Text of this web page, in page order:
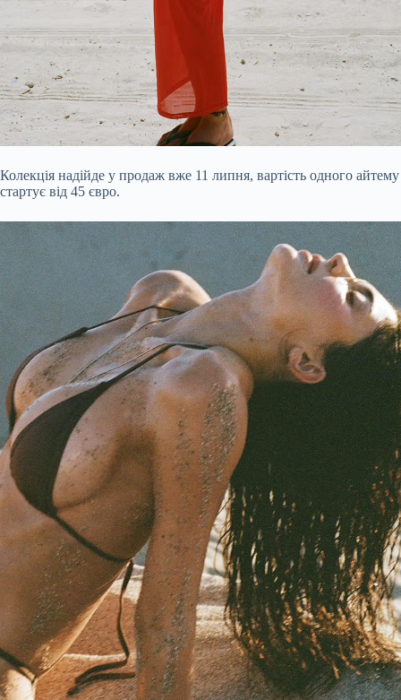
Колекція надійде у продаж вже 11 липня, вартість одного айтему
стартує від 45 євро.